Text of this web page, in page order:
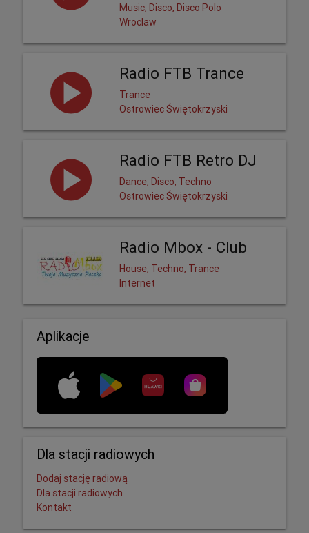
Music, Disco, Disco Polo
Wroclaw
Radio FTB Trance
Trance
Ostrowiec Świętokrzyski
Radio FTB Retro DJ
Dance, Disco, Techno
Ostrowiec Świętokrzyski
Radio Mbox - Club
House, Techno, Trance
Internet
Aplikacje
Dla stacji radiowych
Dodaj stację radiową
Dla stacji radiowych
Kontakt